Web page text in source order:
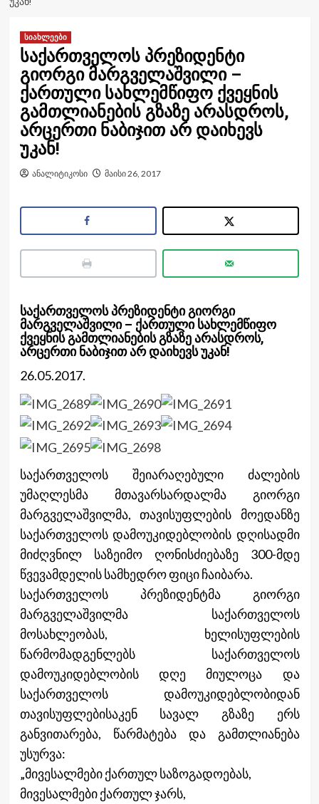
სიახლეები
საქართველოს პრეზიდენტი
გიორგი მარგველაშვილი –
ქართული სახლემწიფო ქვეყნის
გამთლიანების გზაზე არასდროს,
არცერთი ნაბიჯით არ დაიხევს
უკან!
ანალიტიკოსი მაისი 26, 2017
საქართველოს პრეზიდენტი გიორგი
მარგველაშვილი – ქართული სახლემწიფო
ქვეყნის გამთლიანების გზაზე არასდროს,
არცერთი ნაბიჯით არ დაიხევს უკან!
26.05.2017.
საქართველოს შეიარაღებული ძალების
უმაღლესმა მთავარსარდალმა გიორგი
მარგველაშვილმა, თავისუფლების მოედანზე
საქართველოს დამოუკიდებლობის დღისადმი
მიძღვნილ საზეიმო ღონისძიებაზე 300-მდე
წვევამდელის სამხედრო ფიცი ჩაიბარა.
საქართველოს პრეზიდენტმა გიორგი
მარგველაშვილმა საქართველოს
მოსახლეობას, ხელისუფლების
წარმომადგენლებს საქართველოს
დამოუკიდებლობის დღე მიულოცა და
საქართველოს დამოუკიდებლობიდან
თავისუფლებისაკენ სავალ გზაზე ერს
განვითარება, წარმატება და გამთლიანება
უსურვა:
„მივესალმები ქართულ საზოგადოებას,
მივესალმები ქართულ ჯარს,